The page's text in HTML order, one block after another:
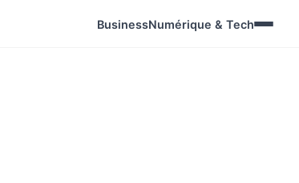
BusinessNumérique & Tech